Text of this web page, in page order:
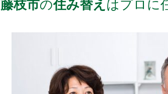
藤枝市の住み替え はプロに